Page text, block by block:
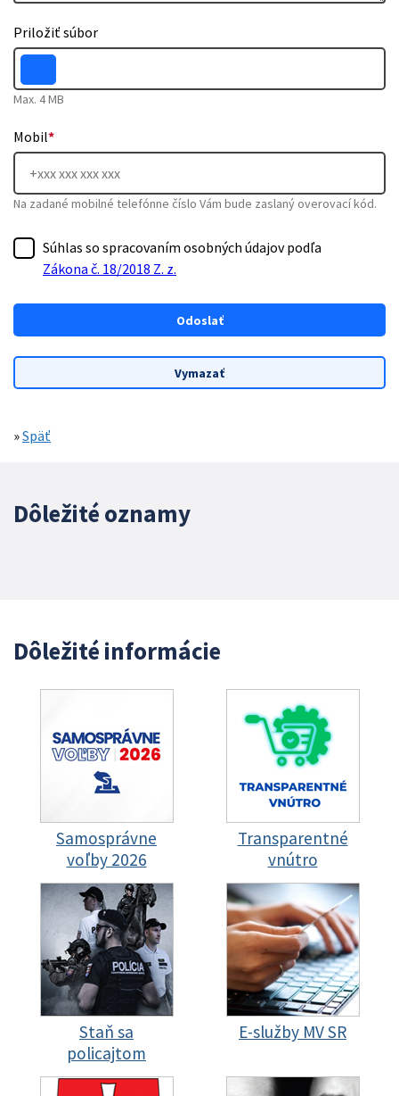
Priložiť súbor
Max. 4 MB
Mobil*
Na zadané mobilné telefónne číslo Vám bude zaslaný overovací kód.
Súhlas so spracovaním osobných údajov podľa
Zákona č. 18/2018 Z. z.
»Späť
Dôležité oznamy
Dôležité informácie
Samosprávne
voľby 2026
Transparentné
vnútro
Staň sa
policajtom
E-služby MV SR